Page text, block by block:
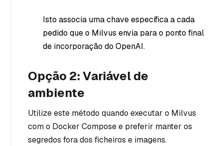
Isto associa uma chave específica a cada
pedido que o Milvus envia para o ponto final
de incorporação do OpenAI.
Opção 2: Variável de
ambiente
Utilize este método quando executar o Milvus
com o Docker Compose e preferir manter os
segredos fora dos ficheiros e imagens.